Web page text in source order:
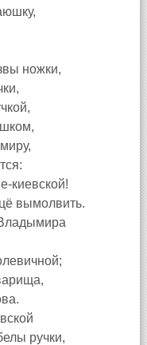
ножки,
киевской!
вымолвить.
ручки,